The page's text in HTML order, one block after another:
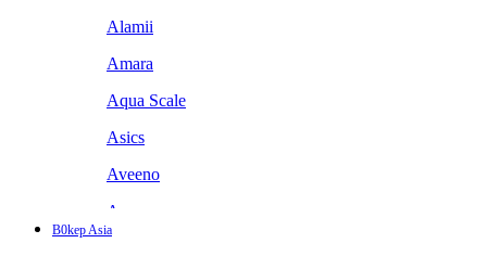
Alamii
Amara
Aqua Scale
Asics
Aveeno
Awan
B0kep Asia